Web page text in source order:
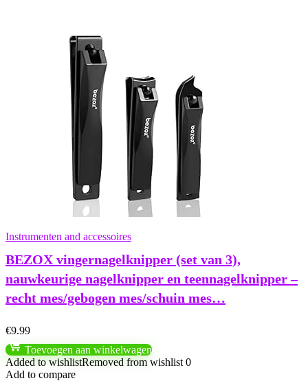
Instrumenten and accessoires
BEZOX vingernagelknipper (set van 3),
nauwkeurige nagelknipper en teennagelknipper –
recht mes/gebogen mes/schuin mes…
€9.99
Toevoegen aan winkelwagen
Added to wishlistRemoved from wishlist 0
Add to compare